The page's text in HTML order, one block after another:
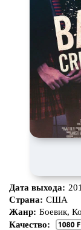
Про вампиров
Про викингов
Про гангстеров
Про деревню
Про корабли и
лодки
Про любовь
Дата выхода:
Страна: США
Жанр: Боевик,
Качество: